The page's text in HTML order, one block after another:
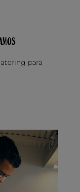
para